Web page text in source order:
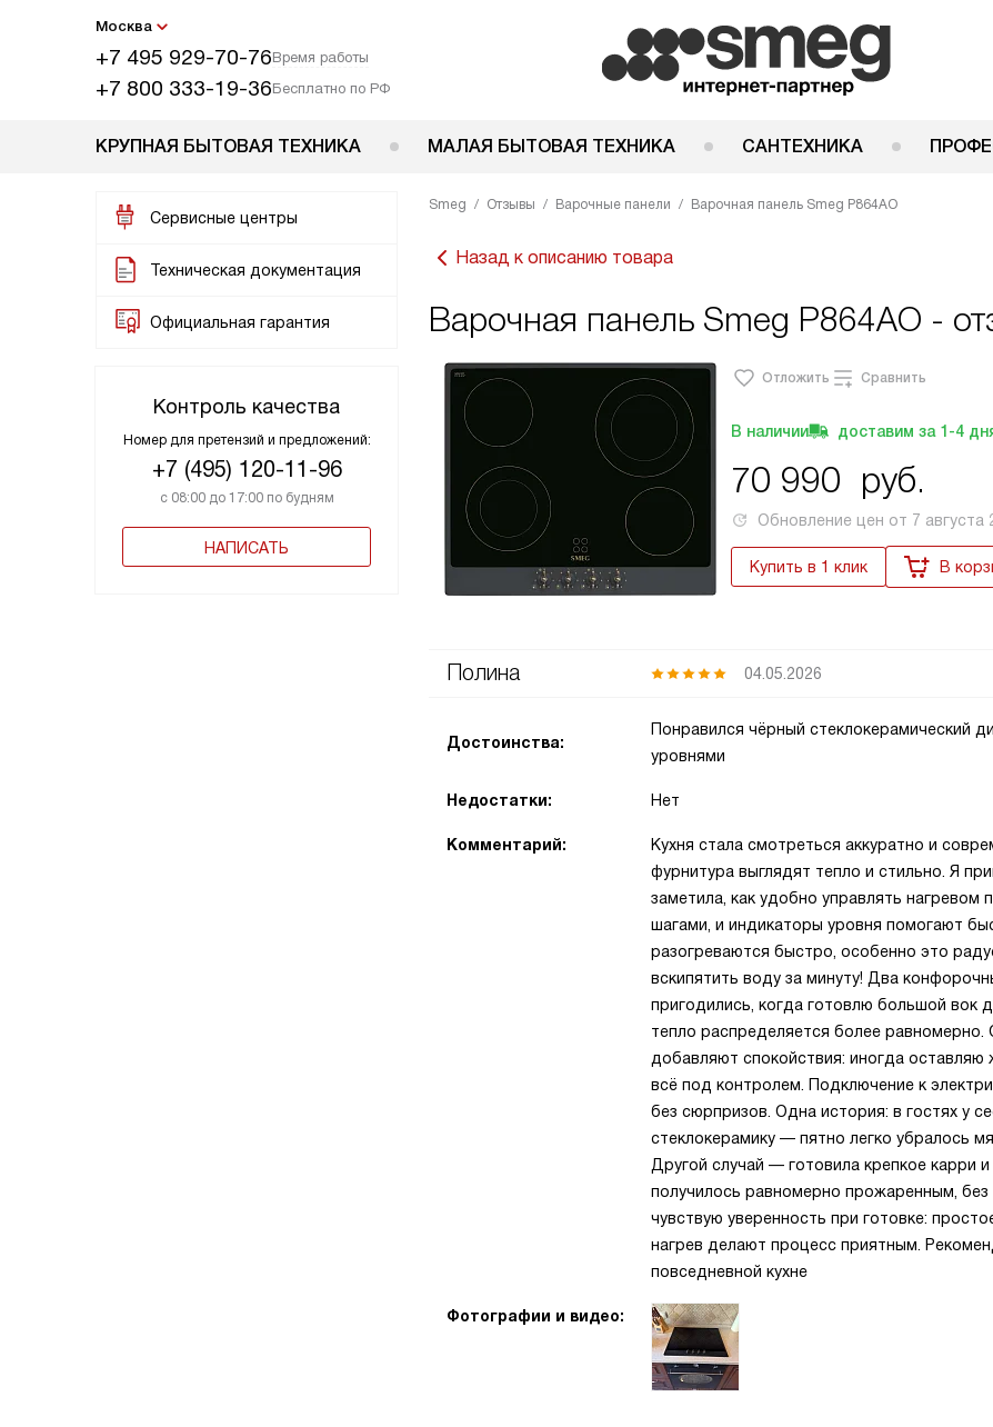
Москва
+7 495 929-70-76Время работы
+7 800 333-19-36Бесплатно по РФ
КРУПНАЯ БЫТОВАЯ ТЕХНИКА МАЛАЯ БЫТОВАЯ ТЕХНИКА САНТЕХНИКА
Сервисные центры
Техническая документация
Официальная гарантия
Контроль качества
Номер для претензий и предложений:
+7 (495) 120-11-96
с 08:00 до 17:00 по будням
НАПИСАТЬ
Smeg Отзывы Варочные панели Варочная панель Smeg P864AO
Назад к описанию товара
Варочная панель Smeg P864AO -
Отложить Сравнить
В наличии доставим за 1-4
70 990 руб.
Обновление цен от 7 августа
Купить в 1 клик В
Полина 04.05.2026
Достоинства:
Понравился чёрный стеклокерамический
уровнями
Недостатки: Нет
Комментарий:
Кухня стала смотреться аккуратно и
фурнитура выглядят тепло и стильно. Я
заметила, как удобно управлять
шагами, и индикаторы уровня помогают
разогреваются быстро, особенно это
вскипятить воду за минуту! Два
пригодились, когда готовлю большой вок
тепло распределяется более
добавляют спокойствия: иногда оставляю
всё под контролем. Подключение к
без сюрпризов. Одна история: в гостях у
стеклокерамику — пятно легко убралось
Другой случай — готовила крепкое
получилось равномерно прожаренным,
чувствую уверенность при готовке:
нагрев делают процесс приятным.
повседневной кухне
Фотографии и видео: